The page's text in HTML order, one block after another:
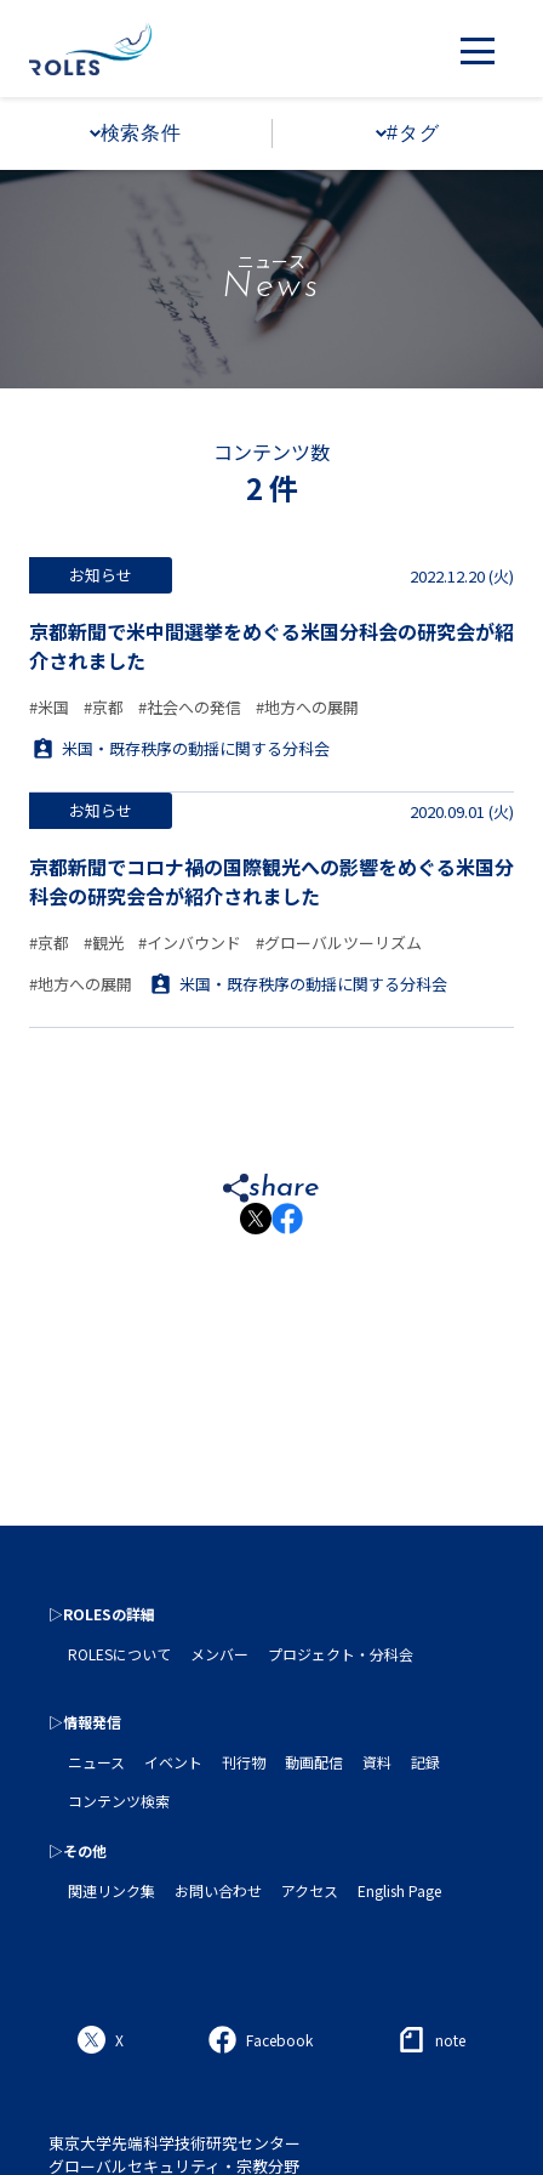
検索条件 #タグ
ニュース
News
コンテンツ数
2 件
お知らせ 2022.12.20 (火)
京都新聞で米中間選挙をめぐる米国分科会の研究会が紹
介されました
#米国 #京都 #社会への発信
#地方への展開
米国・既存秩序の動揺に関する分科会
お知らせ 2020.09.01 (火)
京都新聞でコロナ禍の国際観光への影響をめぐる米国分
科会の研究会合が紹介されました
#京都 #観光 #インバウンド
#グローバルツーリズム
#地方への展開
米国・既存秩序の動揺に関する分科会
share
▷ROLESの詳細
ROLESについて
メンバー プロジェクト・分科会
▷情報発信
ニュース
イベント 刊行物 動画配信 資料
記録
コンテンツ検索
▷その他
関連リンク集
お問い合わせ アクセス English Page
X Facebook note
東京大学先端科学技術研究センター
グローバルセキュリティ・宗教分野